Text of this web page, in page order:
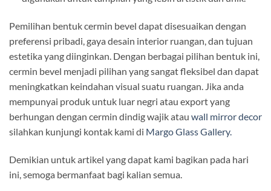
Pemilihan bentuk cermin bevel dapat disesuaikan dengan
preferensi pribadi, gaya desain interior ruangan, dan tujuan
estetika yang diinginkan. Dengan berbagai pilihan bentuk ini,
cermin bevel menjadi pilihan yang sangat fleksibel dan dapat
meningkatkan keindahan visual suatu ruangan. Jika anda
mempunyai produk untuk luar negri atau export yang
berhungan dengan cermin dindig wajik atau wall mirror decor
silahkan kunjungi kontak kami di Margo Glass Gallery.
Demikian untuk artikel yang dapat kami bagikan pada hari
ini, semoga bermanfaat bagi kalian semua.